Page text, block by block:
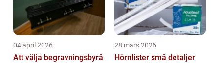
04 april 2026
Att välja begravningsbyrå
28 mars 2026
Hörnlister små detaljer